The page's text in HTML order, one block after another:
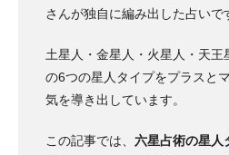
さんが独自に編み出した占いで
土星人・金星人・火星人・天王
の6つの星人タイプをプラスと
気を導き出しています。
この記事では、 六星占術の星人